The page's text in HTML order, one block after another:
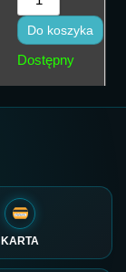
Do koszyka
Dostępny
KARTA